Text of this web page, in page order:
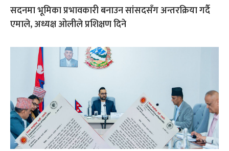
सदनमा भूमिका प्रभावकारी बनाउन सांसदसँग अन्तरक्रिया गर्दै
एमाले, अध्यक्ष ओलीले प्रशिक्षण दिने